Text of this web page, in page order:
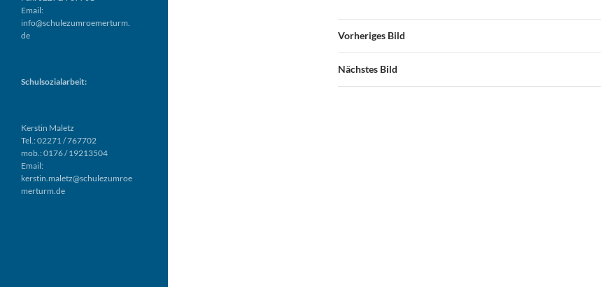
Vorheriges Bild
Nächstes Bild
Email:
info@schulezumroemerturm.
de
Schulsozialarbeit:
Kerstin Maletz
Tel.: 02271 / 767702
mob.: 0176 / 19213504
Email:
kerstin.maletz@schulezumroe
merturm.de